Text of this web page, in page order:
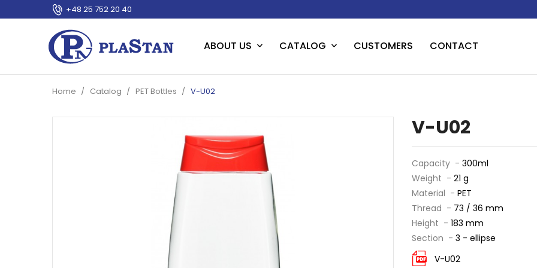
+48 25 752 20 40
ABOUT US CATALOG CUSTOMERS CONTACT
Home Catalog PET Bottles V-U02
V-U02
Capacity - 300ml
Weight - 21 g
Material - PET
Thread - 73 / 36 mm
Height - 183 mm
Section - 3 - ellipse
V-U02